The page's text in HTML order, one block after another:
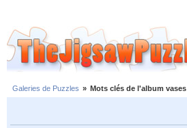
Galeries de Puzzles » Mots clés de l'album vases